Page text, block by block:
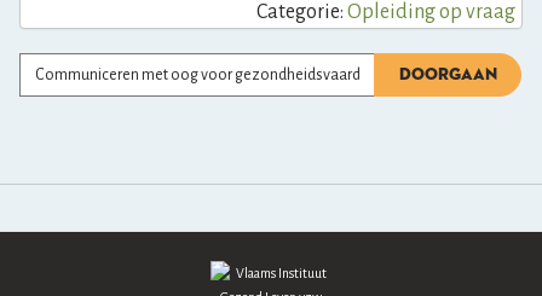
Categorie: Opleiding op vraag
Zoeken DOORGAAN